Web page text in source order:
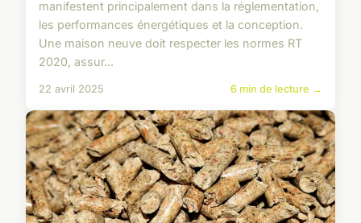
manifestent principalement dans la réglementation,
les performances énergétiques et la conception.
Une maison neuve doit respecter les normes RT
2020, assur...
22 avril 2025 6 min de lecture →